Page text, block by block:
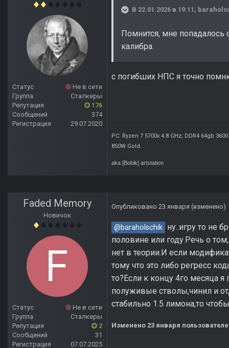
Статус
Не в сети
Группа
Сталкеры
Репутация
176
Сообщений
374
Регистрация
29.07.2020
В 22.01.2026 в 19:11,
Помнится, мне
калибра.
с погибших НПС я точно
PC: Ryzen 7 5700x 4.8 GHz; DDR4 64gb
850W Gold .
aka [Bobik] artstation
Faded Memory
Новичок
Статус
Не в сети
Группа
Сталкеры
Репутация
2
Сообщений
31
Регистрация
07.07.2025
Опубликовано 23 января (изменено)
@baraholschik ну..игру то не
половине или году.Речь о
нет в теории.И если
тому что это либо регресс
то?Если к концу 4го месяца
полуживые стволы,чинил и
стабильно 1.5 лимона,то
Изменено 23 января